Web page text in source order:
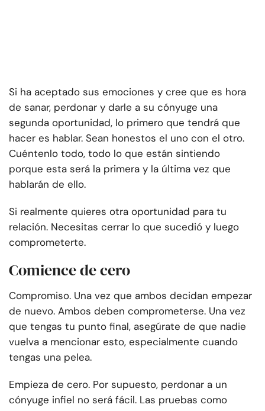
Si ha aceptado sus emociones y cree que es hora
de sanar, perdonar y darle a su cónyuge una
segunda oportunidad, lo primero que tendrá que
hacer es hablar. Sean honestos el uno con el otro.
Cuéntenlo todo, todo lo que están sintiendo
porque esta será la primera y la última vez que
hablarán de ello.
Si realmente quieres otra oportunidad para tu
relación. Necesitas cerrar lo que sucedió y luego
comprometerte.
Comience de cero
Compromiso. Una vez que ambos decidan empezar
de nuevo. Ambos deben comprometerse. Una vez
que tengas tu punto final, asegúrate de que nadie
vuelva a mencionar esto, especialmente cuando
tengas una pelea.
Empieza de cero. Por supuesto, perdonar a un
cónyuge infiel no será fácil. Las pruebas como